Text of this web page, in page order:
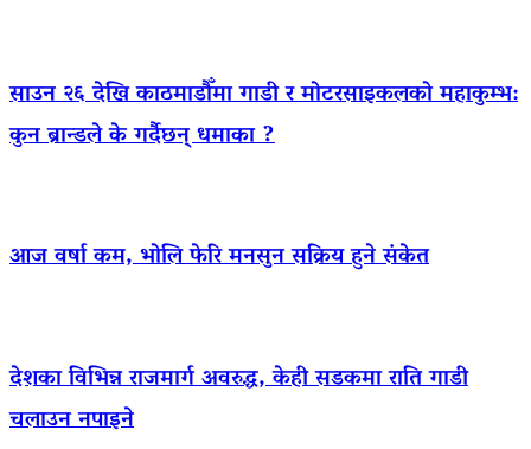
साउन २६ देखि काठमाडौँमा गाडी र मोटरसाइकलको महाकुम्भ:
कुन ब्रान्डले के गर्दैछन् धमाका ?
आज वर्षा कम, भोलि फेरि मनसुन सक्रिय हुने संकेत
देशका विभिन्न राजमार्ग अवरुद्ध, केही सडकमा राति गाडी
चलाउन नपाइने